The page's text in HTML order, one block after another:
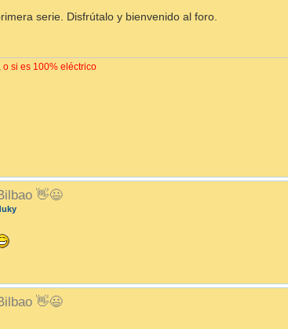
serie. Disfrútalo y bienvenido al foro.
si es 100% eléctrico
👋😃
👋😃